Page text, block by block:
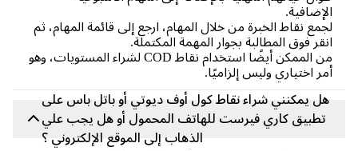
الإضافية.
لجمع نقاط الخبرة من خلال المهام، ارجع إلى قائمة المهام، ثم
انقر فوق المطالبة بجوار المهمة المكتملة.
من الممكن أيضًا استخدام نقاط COD لشراء المستويات، وهو
أمر اختياري وليس إلزاميًا.
هل يمكنني شراء نقاط كول أوف ديوتي أو باتل باس على
تطبيق كاري فيرست للهاتف المحمول أو هل يجب علي
الذهاب إلى الموقع الإلكتروني ؟